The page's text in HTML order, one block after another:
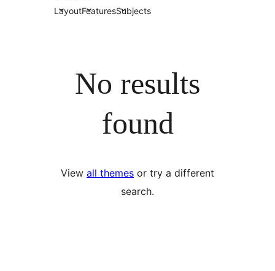
LayoutFeaturesSubjects
No results
found
View all themes or try a different
search.